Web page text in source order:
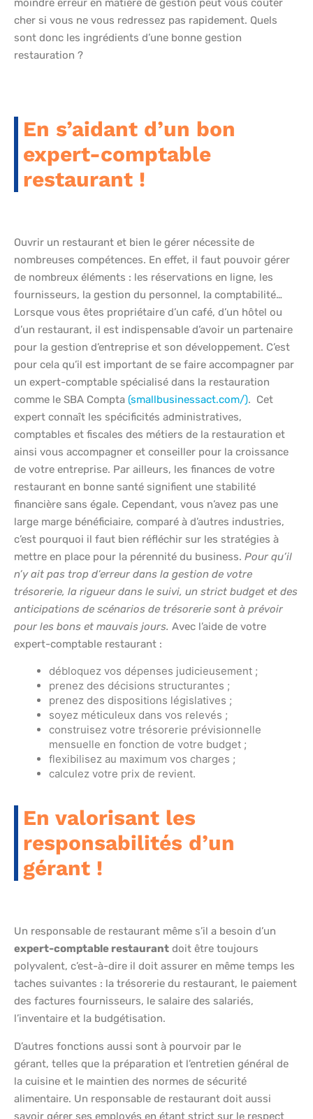
moindre erreur en matière de gestion peut vous coûter
cher si vous ne vous redressez pas rapidement. Quels
sont donc les ingrédients d’une bonne gestion
restauration ?
En s’aidant d’un bon
expert-comptable
restaurant !
Ouvrir un restaurant et bien le gérer nécessite de
nombreuses compétences. En effet, il faut pouvoir gérer
de nombreux éléments : les réservations en ligne, les
fournisseurs, la gestion du personnel, la comptabilité…
Lorsque vous êtes propriétaire d’un café, d’un hôtel ou
d’un restaurant, il est indispensable d’avoir un partenaire
pour la gestion d’entreprise et son développement. C’est
pour cela qu’il est important de se faire accompagner par
un expert-comptable spécialisé dans la restauration
comme le SBA Compta (smallbusinessact.com/). Cet
expert connaît les spécificités administratives,
comptables et fiscales des métiers de la restauration et
ainsi vous accompagner et conseiller pour la croissance
de votre entreprise. Par ailleurs, les finances de votre
restaurant en bonne santé signifient une stabilité
financière sans égale. Cependant, vous n’avez pas une
large marge bénéficiaire, comparé à d’autres industries,
c’est pourquoi il faut bien réfléchir sur les stratégies à
mettre en place pour la pérennité du business. Pour qu’il
n’y ait pas trop d’erreur dans la gestion de votre
trésorerie, la rigueur dans le suivi, un strict budget et des
anticipations de scénarios de trésorerie sont à prévoir
pour les bons et mauvais jours. Avec l’aide de votre
expert-comptable restaurant :
débloquez vos dépenses judicieusement ;
prenez des décisions structurantes ;
prenez des dispositions législatives ;
soyez méticuleux dans vos relevés ;
construisez votre trésorerie prévisionnelle
mensuelle en fonction de votre budget ;
flexibilisez au maximum vos charges ;
calculez votre prix de revient.
En valorisant les
responsabilités d’un
gérant !
Un responsable de restaurant même s’il a besoin d’un
expert-comptable restaurant doit être toujours
polyvalent, c’est-à-dire il doit assurer en même temps les
taches suivantes : la trésorerie du restaurant, le paiement
des factures fournisseurs, le salaire des salariés,
l’inventaire et la budgétisation.
D’autres fonctions aussi sont à pourvoir par le
gérant, telles que la préparation et l’entretien général de
la cuisine et le maintien des normes de sécurité
alimentaire. Un responsable de restaurant doit aussi
savoir gérer ses employés en étant strict sur le respect